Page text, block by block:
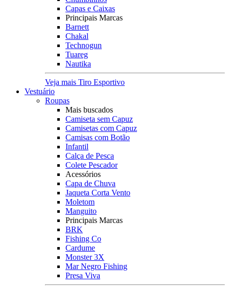
Capas e Caixas
Principais Marcas
Barnett
Chakal
Technogun
Tuareg
Nautika
Veja mais Tiro Esportivo
Vestuário
Roupas
Mais buscados
Camiseta sem Capuz
Camisetas com Capuz
Camisas com Botão
Infantil
Calça de Pesca
Colete Pescador
Acessórios
Capa de Chuva
Jaqueta Corta Vento
Moletom
Manguito
Principais Marcas
BRK
Fishing Co
Cardume
Monster 3X
Mar Negro Fishing
Presa Viva